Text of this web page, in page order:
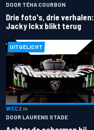
DOOR TÉHA COURBON
Drie foto's, drie verhalen:
Jacky Ickx blikt terug
UITGELICHT
WEC2 m
DOOR LAURENS STADE